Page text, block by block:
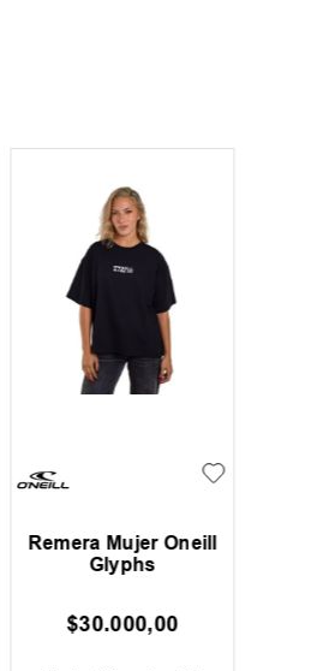
Remera Mujer Oneill
Glyphs
$30.000,00